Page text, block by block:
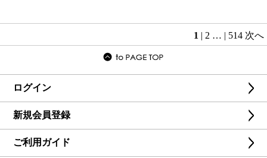
1 | 2 … | 514 次へ
ログイン
新規会員登録
ご利用ガイド